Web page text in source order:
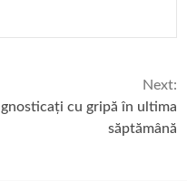
Next:
cu gripă în ultima
săptămână